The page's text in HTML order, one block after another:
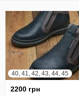
40, 41, 42, 43, 44, 45
2200 грн